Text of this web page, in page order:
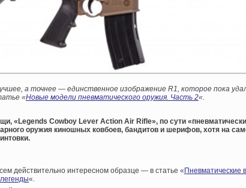
а точнее — единственное изображение R1, которое пока
«Новые модели пневматического оружия. Часть 2«.
«Legends Cowboy Lever Action Air Rifle», по сути
оружия киношных ковбоев, бандитов и шерифов, хотя на
действительно интересном образце — в статье « Пневматические
«.